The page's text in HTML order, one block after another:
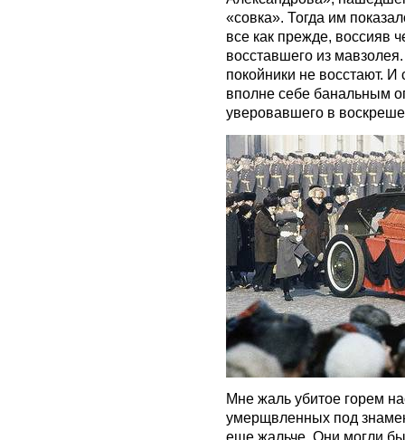
«совка». Тогда им
все как прежде, воссияв
восставшего из
покойники не восстают.
вполне себе банальным
уверовавшего в
Мне жаль убитое горем
умерщвленных под
еще жальче. Они могли